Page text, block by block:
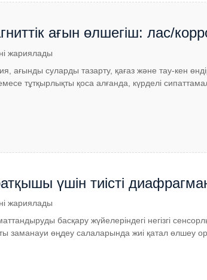
ағын өлшегіш: лас/
жариялады
ағынды суларды тазарту, қағаз және тау-кен
тұтқырлықты қоса алғанда, күрделі
үшін тиісті
жариялады
басқару жүйелеріндегі негізгі
заманауи өңдеу салаларында жиі қатал